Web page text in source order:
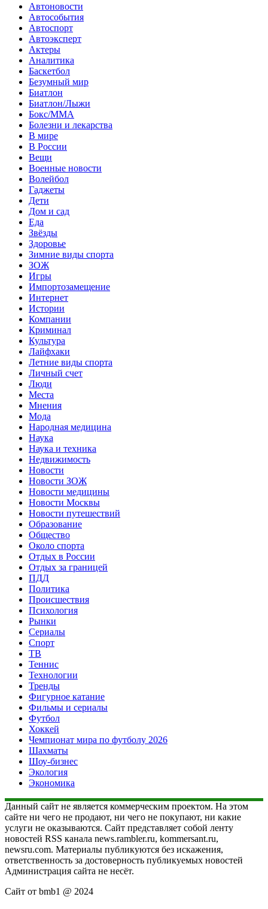
Автоновости
Автособытия
Автоспорт
Автоэксперт
Актеры
Аналитика
Баскетбол
Безумный мир
Биатлон
Биатлон/Лыжи
Бокс/MMA
Болезни и лекарства
В мире
В России
Вещи
Военные новости
Волейбол
Гаджеты
Дети
Дом и сад
Еда
Звёзды
Здоровье
Зимние виды спорта
ЗОЖ
Игры
Импортозамещение
Интернет
Истории
Компании
Криминал
Культура
Лайфхаки
Летние виды спорта
Личный счет
Люди
Места
Мнения
Мода
Народная медицина
Наука
Наука и техника
Недвижимость
Новости
Новости ЗОЖ
Новости медицины
Новости Москвы
Новости путешествий
Образование
Общество
Около спорта
Отдых в России
Отдых за границей
ПДД
Политика
Происшествия
Психология
Рынки
Сериалы
Спорт
ТВ
Теннис
Технологии
Тренды
Фигурное катание
Фильмы и сериалы
Футбол
Хоккей
Чемпионат мира по футболу 2026
Шахматы
Шоу-бизнес
Экология
Экономика
Данный сайт не является коммерческим проектом. На этом
сайте ни чего не продают, ни чего не покупают, ни какие
услуги не оказываются. Сайт представляет собой ленту
новостей RSS канала news.rambler.ru, kommersant.ru,
newsru.com. Материалы публикуются без искажения,
ответственность за достоверность публикуемых новостей
Администрация сайта не несёт.
Сайт от bmb1 @ 2024